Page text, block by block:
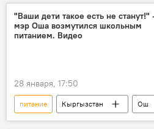
"Ваши дети такое есть не станут!"
мэр Оша возмутился школьным
питанием. Видео
28 января, 17:50
питание Кыргызстан
Ош
школа
качество
мэр